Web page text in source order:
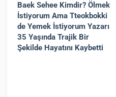
Baek Sehee Kimdir? Ölmek
İstiyorum Ama Tteokbokki
de Yemek İstiyorum Yazarı
35 Yaşında Trajik Bir
Şekilde Hayatını Kaybetti